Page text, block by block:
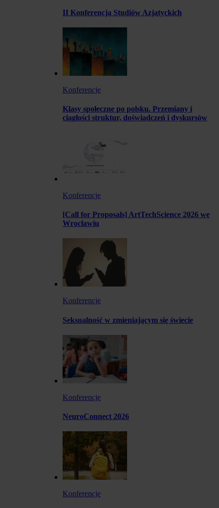
II Konferencja Studiów Azjatyckich
Konferencje
Klasy społeczne po polsku. Przemiany i
ciągłości struktur, doświadczeń i dyskursów
Konferencje
[Call for Proposals] ArtTechScience 2026 we
Wrocławiu
Konferencje
Seksualność w zmieniającym się świecie
Konferencje
NeuroConnect 2026
Konferencje